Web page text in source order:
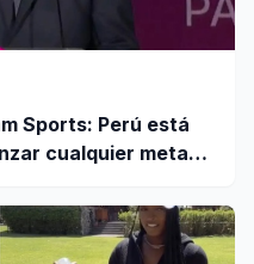
Sports: Perú está
cualquier meta